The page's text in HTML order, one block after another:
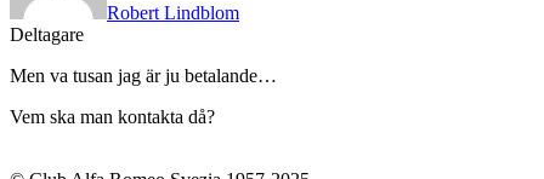
Robert Lindblom
Deltagare
Men va tusan jag är ju betalande…
Vem ska man kontakta då?